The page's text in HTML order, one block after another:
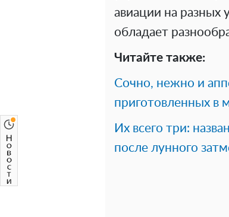
авиации на разных
обладает
Читайте также:
Сочно, нежно и
приготовленных в
Их всего три:
после лунного